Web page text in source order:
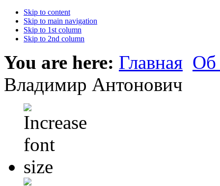
Skip to content
Skip to main navigation
Skip to 1st column
Skip to 2nd column
You are here: Главная Об
Владимир Антонович